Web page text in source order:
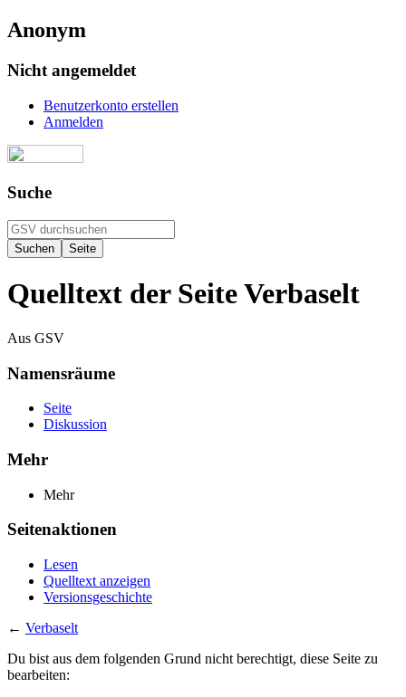
Anonym
Nicht angemeldet
Benutzerkonto erstellen
Anmelden
Suche
Quelltext der Seite Verbaselt
Aus GSV
Namensräume
Seite
Diskussion
Mehr
Mehr
Seitenaktionen
Lesen
Quelltext anzeigen
Versionsgeschichte
← Verbaselt
Du bist aus dem folgenden Grund nicht berechtigt, diese Seite zu
bearbeiten: